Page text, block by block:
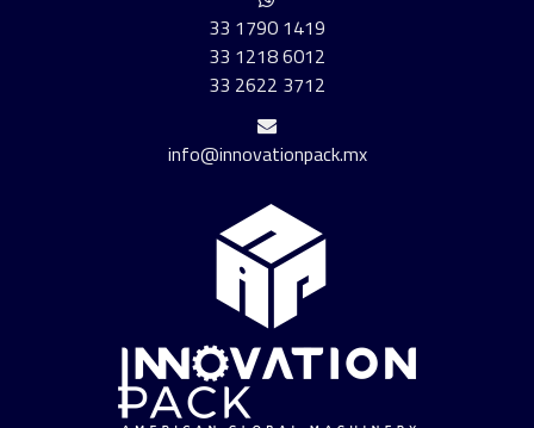
33 1790 1419
33 1218 6012
33 2622 3712
info@innovationpack.mx